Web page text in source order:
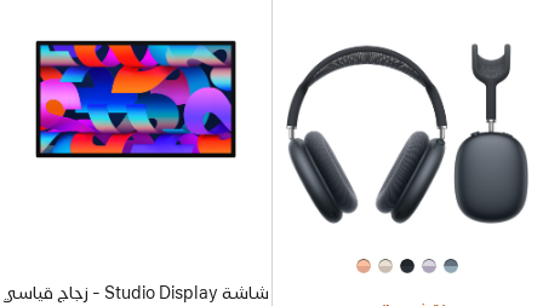
شاشة Studio Display - زجاج قياسي